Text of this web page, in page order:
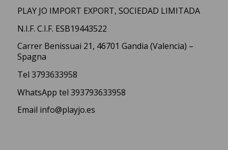
PLAY JO IMPORT EXPORT, SOCIEDAD LIMITADA
N.I.F. C.I.F. ESB19443522
Carrer Benissuai 21, 46701 Gandia (Valencia) –
Spagna
Tel 3793633958
WhatsApp tel 393793633958
Email info@playjo.es